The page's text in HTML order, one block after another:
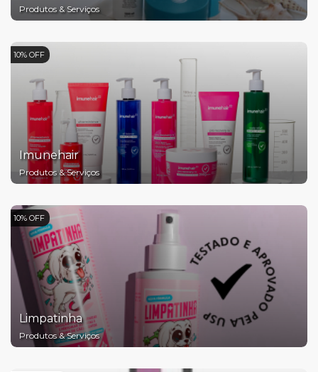
Produtos & Serviços
10% OFF
Imunehair
Produtos & Serviços
10% OFF
Limpatinha
Produtos & Serviços